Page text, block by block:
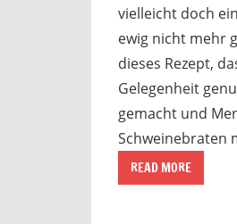
vielleicht doch
ewig nicht mehr
dieses Rezept,
Gelegenheit
gemacht und
Schweinebraten
READ MORE